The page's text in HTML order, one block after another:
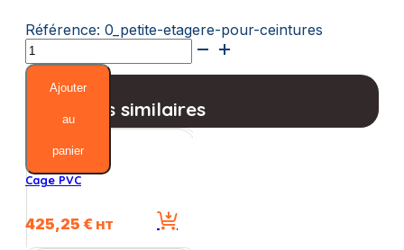
Référence: 0_petite-etagere-pour-ceintures
quantité
de
Petite
Etagere
Ajouter
au
panier
Produits similaires
Cage PVC
425,25 € HT